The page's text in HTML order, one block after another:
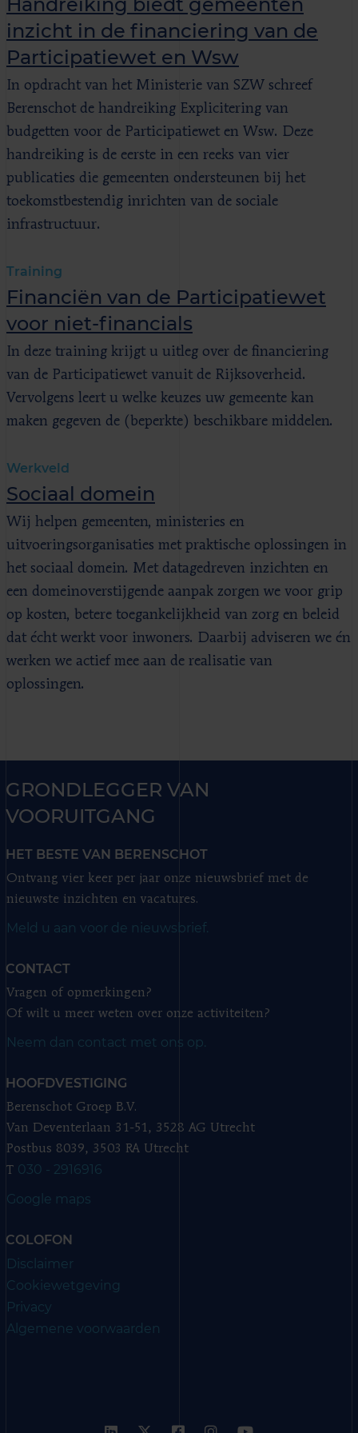
inzicht in de financiering van de
Participatiewet en Wsw
In opdracht van het Ministerie van SZW schreef
Berenschot de handreiking Explicitering van
budgetten voor de Participatiewet en Wsw. Deze
handreiking is de eerste in een reeks van vier
publicaties die gemeenten ondersteunen bij het
toekomstbestendig inrichten van de sociale
infrastructuur.
Training
Financiën van de Participatiewet
voor niet-financials
In deze training krijgt u uitleg over de financiering
van de Participatiewet vanuit de Rijksoverheid.
Vervolgens leert u welke keuzes uw gemeente kan
maken gegeven de (beperkte) beschikbare middelen.
Werkveld
Sociaal domein
Wij helpen gemeenten, ministeries en
uitvoeringsorganisaties met praktische oplossingen in
het sociaal domein. Met datagedreven inzichten en
een domeinoverstijgende aanpak zorgen we voor grip
op kosten, betere toegankelijkheid van zorg en beleid
dat écht werkt voor inwoners. Daarbij adviseren we én
werken we actief mee aan de realisatie van
oplossingen.
GRONDLEGGER VAN
VOORUITGANG
HET BESTE VAN BERENSCHOT
Ontvang vier keer per jaar onze nieuwsbrief met de
nieuwste inzichten en vacatures.
Meld u aan voor de nieuwsbrief.
CONTACT
Vragen of opmerkingen?
Of wilt u meer weten over onze activiteiten?
Neem dan contact met ons op.
HOOFDVESTIGING
Berenschot Groep B.V.
Van Deventerlaan 31-51, 3528 AG Utrecht
Postbus 8039, 3503 RA Utrecht
T 030 - 2916916
Google maps
COLOFON
Disclaimer
Cookiewetgeving
Privacy
Algemene voorwaarden